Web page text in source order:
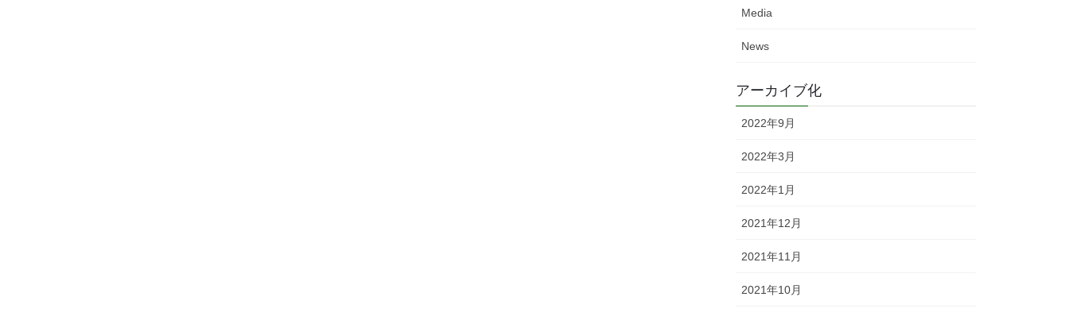
Media
News
アーカイブ化
2022年9月
2022年3月
2022年1月
2021年12月
2021年11月
2021年10月